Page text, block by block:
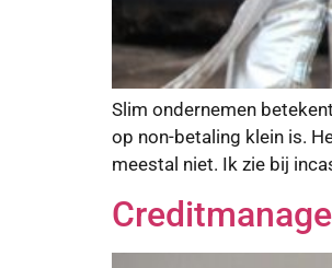
Slim ondernemen
op non-betaling klein is.
meestal niet. Ik zie bij